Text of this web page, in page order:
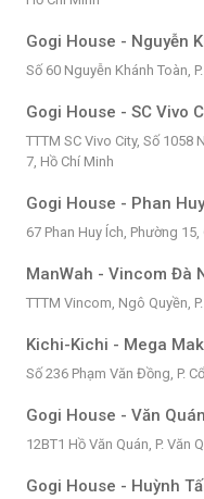
Gogi House - Nguyễn
Số 60 Nguyễn Khánh Toàn,
Gogi House - SC Vivo
TTTM SC Vivo City, Số 1058
7, Hồ Chí Minh
Gogi House - Phan
67 Phan Huy Ích, Phường
ManWah - Vincom Đà
TTTM Vincom, Ngô Quyền,
Kichi-Kichi - Mega
Số 236 Phạm Văn Đồng, P.
Gogi House - Văn Quán
12BT1 Hồ Văn Quán, P. Văn
Gogi House - Huỳnh